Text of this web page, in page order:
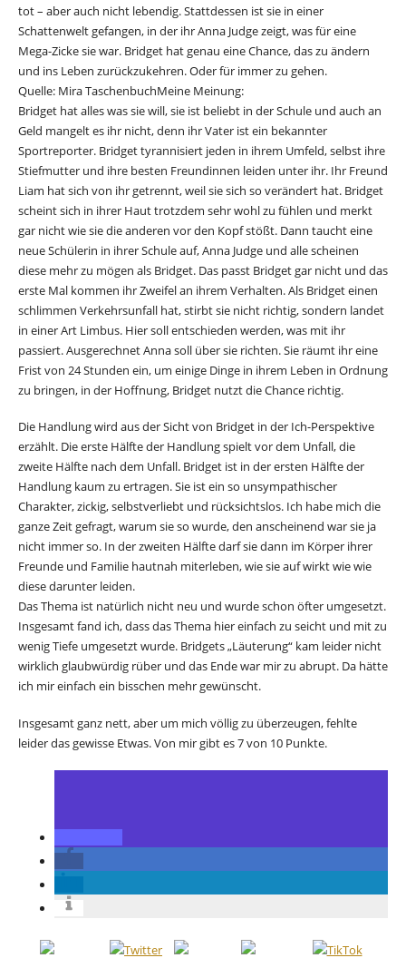
tot – aber auch nicht lebendig. Stattdessen ist sie in einer
Schattenwelt gefangen, in der ihr Anna Judge zeigt, was für eine
Mega-Zicke sie war. Bridget hat genau eine Chance, das zu ändern
und ins Leben zurückzukehren. Oder für immer zu gehen.
Quelle: Mira TaschenbuchMeine Meinung:
Bridget hat alles was sie will, sie ist beliebt in der Schule und auch an
Geld mangelt es ihr nicht, denn ihr Vater ist ein bekannter
Sportreporter. Bridget tyrannisiert jeden in ihrem Umfeld, selbst ihre
Stiefmutter und ihre besten Freundinnen leiden unter ihr. Ihr Freund
Liam hat sich von ihr getrennt, weil sie sich so verändert hat. Bridget
scheint sich in ihrer Haut trotzdem sehr wohl zu fühlen und merkt
gar nicht wie sie die anderen vor den Kopf stößt. Dann taucht eine
neue Schülerin in ihrer Schule auf, Anna Judge und alle scheinen
diese mehr zu mögen als Bridget. Das passt Bridget gar nicht und das
erste Mal kommen ihr Zweifel an ihrem Verhalten. Als Bridget einen
schlimmen Verkehrsunfall hat, stirbt sie nicht richtig, sondern landet
in einer Art Limbus. Hier soll entschieden werden, was mit ihr
passiert. Ausgerechnet Anna soll über sie richten. Sie räumt ihr eine
Frist von 24 Stunden ein, um einige Dinge in ihrem Leben in Ordnung
zu bringen, in der Hoffnung, Bridget nutzt die Chance richtig.
Die Handlung wird aus der Sicht von Bridget in der Ich-Perspektive
erzählt. Die erste Hälfte der Handlung spielt vor dem Unfall, die
zweite Hälfte nach dem Unfall. Bridget ist in der ersten Hälfte der
Handlung kaum zu ertragen. Sie ist ein so unsympathischer
Charakter, zickig, selbstverliebt und rücksichtslos. Ich habe mich die
ganze Zeit gefragt, warum sie so wurde, den anscheinend war sie ja
nicht immer so. In der zweiten Hälfte darf sie dann im Körper ihrer
Freunde und Familie hautnah miterleben, wie sie auf wirkt wie wie
diese darunter leiden.
Das Thema ist natürlich nicht neu und wurde schon öfter umgesetzt.
Insgesamt fand ich, dass das Thema hier einfach zu seicht und mit zu
wenig Tiefe umgesetzt wurde. Bridgets „Läuterung“ kam leider nicht
wirklich glaubwürdig rüber und das Ende war mir zu abrupt. Da hätte
ich mir einfach ein bisschen mehr gewünscht.
Insgesamt ganz nett, aber um mich völlig zu überzeugen, fehlte
leider das gewisse Etwas. Von mir gibt es 7 von 10 Punkte.